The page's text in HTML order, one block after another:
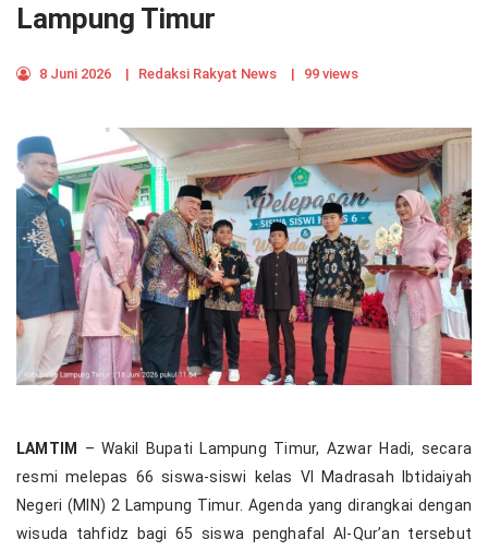
Lampung Timur
8 Juni 2026 | Redaksi Rakyat News | 99 views
LAMTIM – Wakil Bupati Lampung Timur, Azwar Hadi, secara
resmi melepas 66 siswa-siswi kelas VI Madrasah Ibtidaiyah
Negeri (MIN) 2 Lampung Timur. Agenda yang dirangkai dengan
wisuda tahfidz bagi 65 siswa penghafal Al-Qur’an tersebut